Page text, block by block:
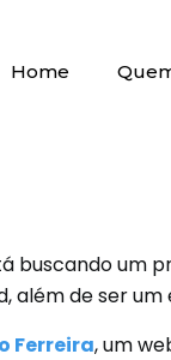
Home
buscando um
além de ser
Ferreira, um